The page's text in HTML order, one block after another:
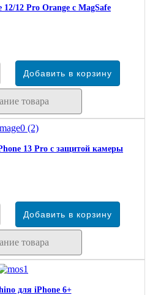
12 Pro Orange с MagSafe
товара
13 Pro с защитой камеры
товара
для iPhone 6+